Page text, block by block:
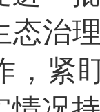
态治
，紧